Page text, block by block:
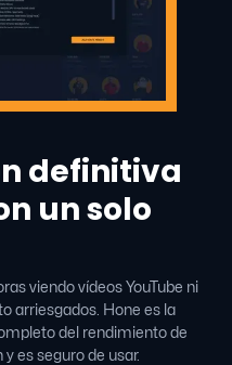
definitiva
un solo
viendo vídeos YouTube ni
arriesgados. Hone es la
del rendimiento de
es seguro de usar.